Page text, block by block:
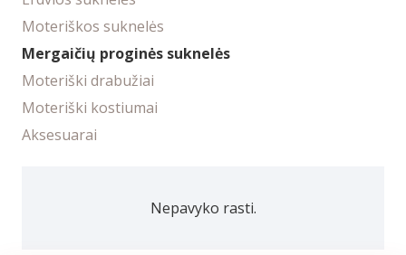
Moteriškos suknelės
Mergaičių proginės suknelės
Moteriški drabužiai
Moteriški kostiumai
Aksesuarai
Nepavyko rasti.